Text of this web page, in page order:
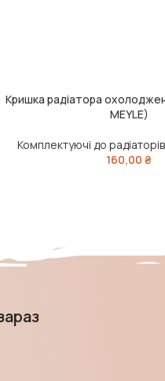
ЧИТАТИ ДАЛІ
Кришка радіатора
MEYLE)
Комплектуючі до
160,00₴